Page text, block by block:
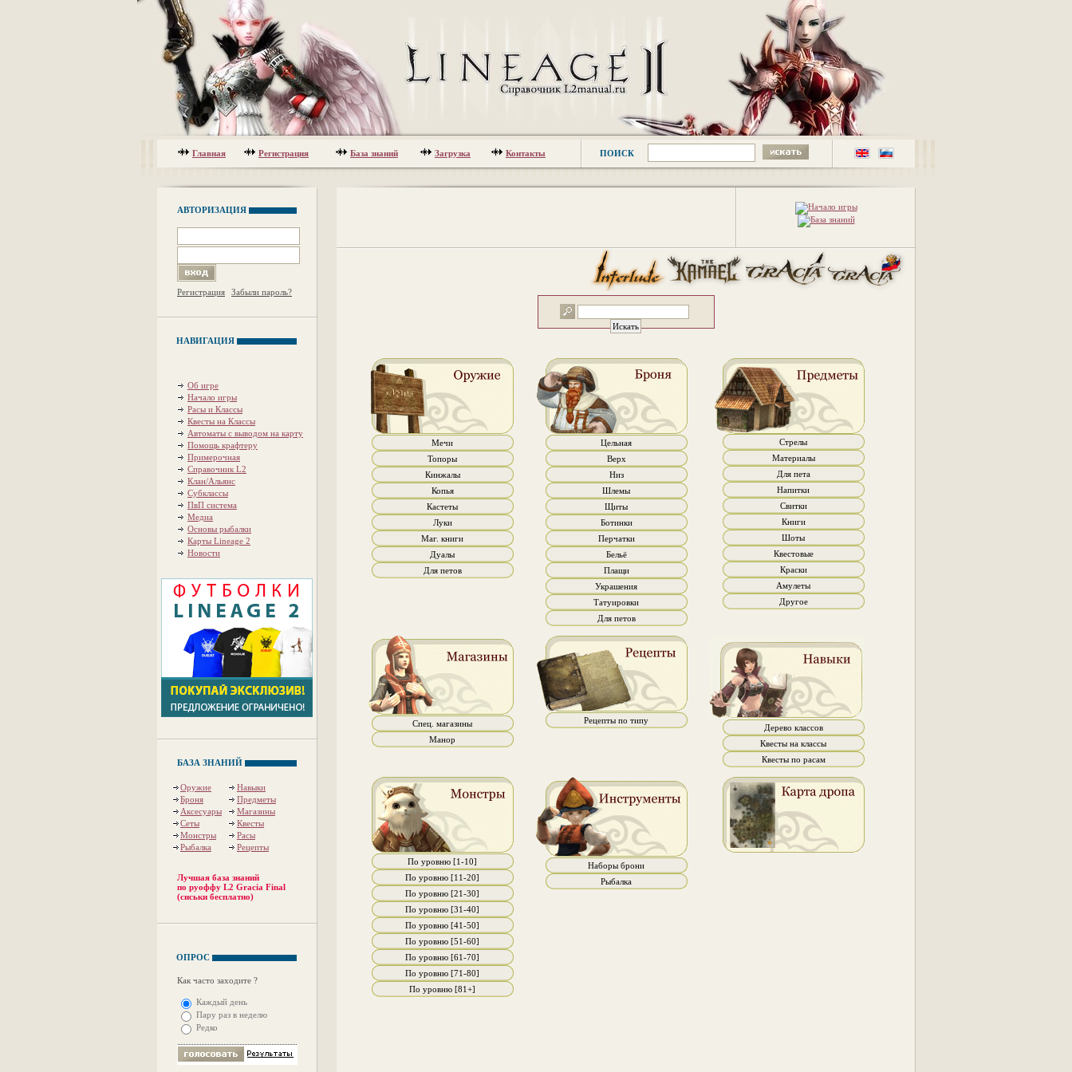
Главная Регистрация База знаний Загрузка Контакты ПОИСК
АВТОРИЗАЦИЯ
Регистрация Забыли пароль?
НАВИГАЦИЯ
Об игре
Начало игры
Расы и Классы
Квесты на Классы
Автоматы с выводом на карту
Помощь крафтеру
Примерочная
Справочник L2
Клан/Альянс
Субклассы
ПвП система
Медиа
Основы рыбалки
Карты Lineage 2
Новости
БАЗА ЗНАНИЙ
Оружие
Навыки
Броня
Предметы
Аксесуары
Магазины
Сеты
Квесты
Монстры
Расы
Рыбалка
Рецепты
Лучшая база знаний
по руоффу L2 Gracia Final
(сиськи бесплатно)
ОПРОС
Как часто заходите ?
Каждый день
Пару раз в неделю
Редко
Мечи
Топоры
Кинжалы
Копья
Кастеты
Луки
Маг. книги
Дуалы
Для петов
Цельная
Верх
Низ
Шлемы
Щиты
Ботинки
Перчатки
Бельё
Плащи
Украшения
Татуировки
Для петов
Стрелы
Материалы
Для пета
Напитки
Свитки
Книги
Шоты
Квестовые
Краски
Амулеты
Другое
Спец. магазины
Манор
Рецепты по типу
Дерево классов
Квесты на классы
Квесты по расам
По уровню [1-10]
По уровню [11-20]
По уровню [21-30]
По уровню [31-40]
По уровню [41-50]
По уровню [51-60]
По уровню [61-70]
По уровню [71-80]
По уровню [81+]
Наборы брони
Рыбалка